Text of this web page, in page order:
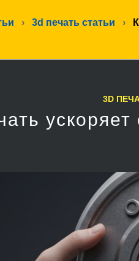
› 3d печать статьи ›
3D